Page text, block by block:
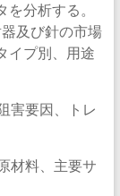
分析する。
及び針の市場
イプ別、用途
害要因、トレ
材料、主要サ